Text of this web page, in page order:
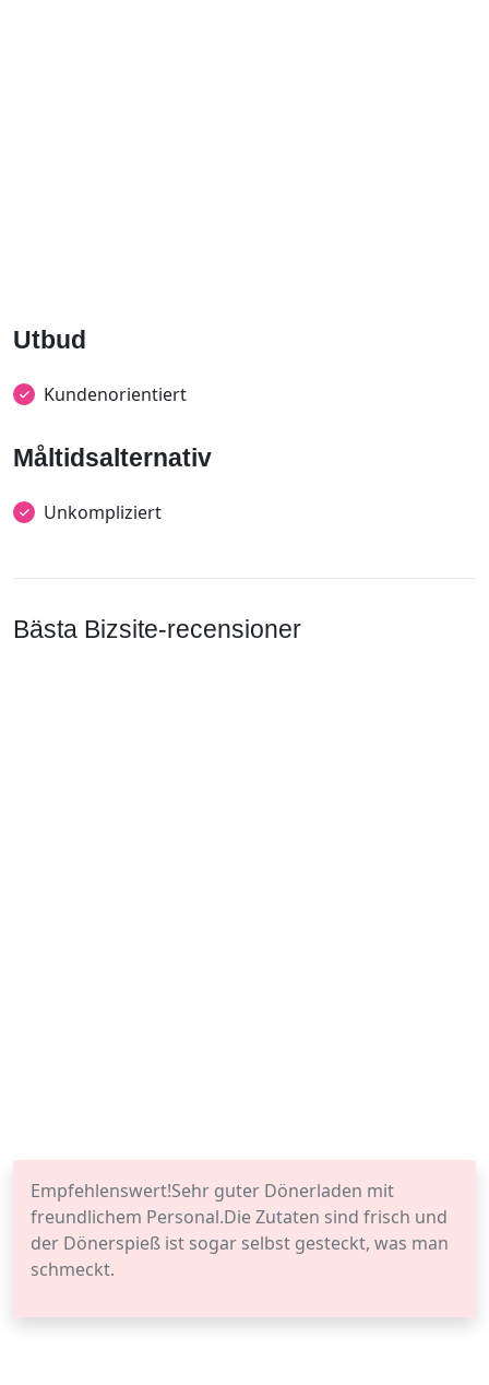
Utbud
Kundenorientiert
Måltidsalternativ
Unkompliziert
Bästa Bizsite-recensioner
Empfehlenswert!Sehr guter Dönerladen mit
freundlichem Personal.Die Zutaten sind frisch und
der Dönerspieß ist sogar selbst gesteckt, was man
schmeckt.